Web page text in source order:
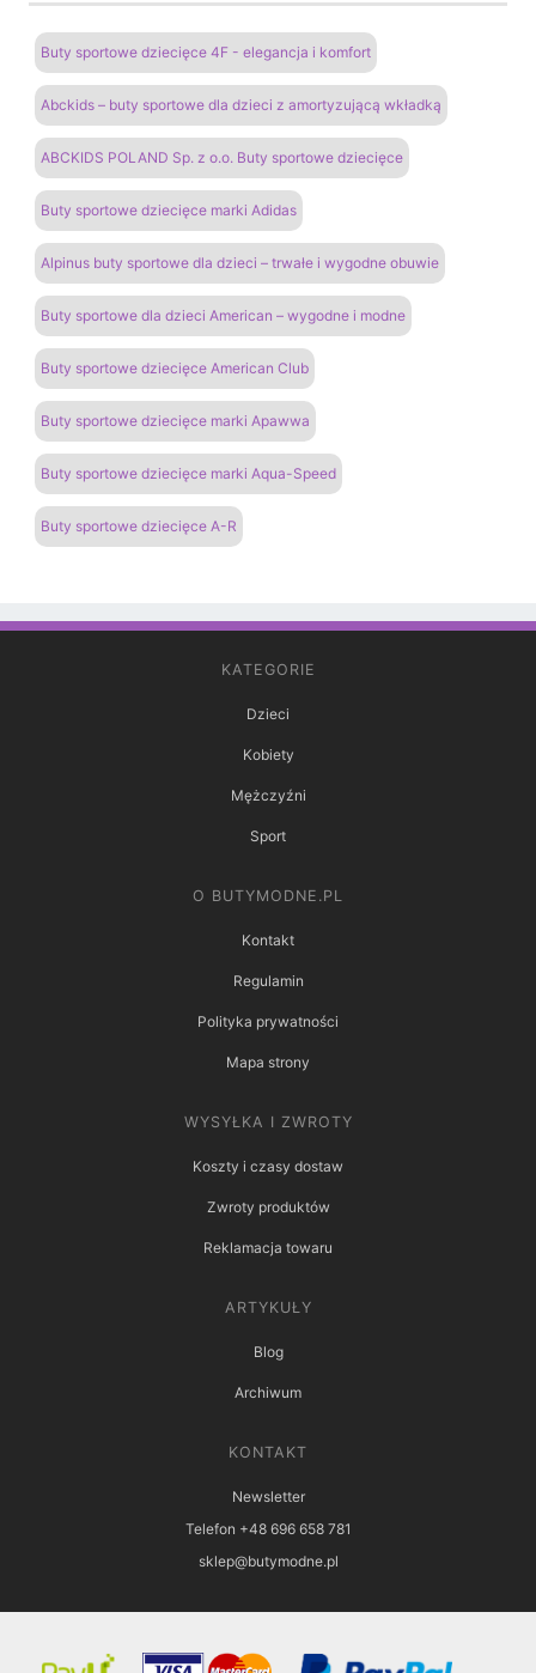
Buty sportowe dziecięce 4F - elegancja i komfort
Abckids – buty sportowe dla dzieci z amortyzującą wkładką
ABCKIDS POLAND Sp. z o.o. Buty sportowe dziecięce
Buty sportowe dziecięce marki Adidas
Alpinus buty sportowe dla dzieci – trwałe i wygodne obuwie
Buty sportowe dla dzieci American – wygodne i modne
Buty sportowe dziecięce American Club
Buty sportowe dziecięce marki Apawwa
Buty sportowe dziecięce marki Aqua-Speed
Buty sportowe dziecięce A-R
KATEGORIE
Dzieci
Kobiety
Mężczyźni
Sport
O BUTYMODNE.PL
Kontakt
Regulamin
Polityka prywatności
Mapa strony
WYSYŁKA I ZWROTY
Koszty i czasy dostaw
Zwroty produktów
Reklamacja towaru
ARTYKUŁY
Blog
Archiwum
KONTAKT
Newsletter
Telefon +48 696 658 781
sklep@butymodne.pl